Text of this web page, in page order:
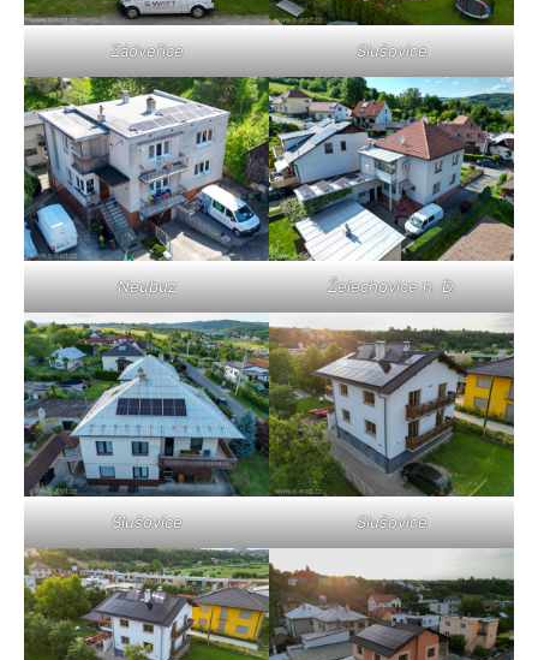
Zádveřice Slušovice
Neubuz Želechovice n. D.
Slušovice Slušovice